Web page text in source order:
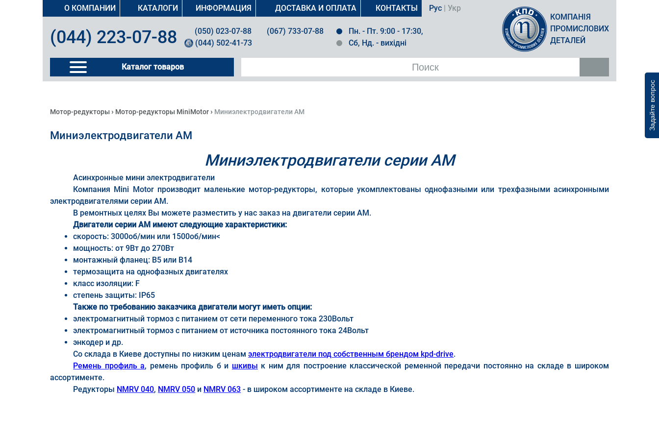
Задайте вопрос
О КОМПАНИИ КАТАЛОГИ ИНФОРМАЦИЯ ДОСТАВКА И ОПЛАТА КОНТАКТЫ Рус | Укр
(044) 223-07-88 (050) 023-07-88
(067) 733-07-88
(044) 502-41-73
Пн. - Пт. 9:00 - 17:30,
Сб, Нд. - вихідні
КОМПАНІЯ
ПРОМИСЛОВИХ
ДЕТАЛЕЙ
Каталог товаров
Мотор-редукторы › Мотор-редукторы MiniMotor › Миниэлектродвигатели AM
Миниэлектродвигатели AM
Миниэлектродвигатели серии АМ
Асинхронные мини электродвигатели
Компания Mini Motor производит маленькие мотор-редукторы, которые укомплектованы однофазными или трехфазными асинхронными
электродвигателями серии AM.
В ремонтных целях Вы можете разместить у нас заказ на двигатели серии AM.
Двигатели серии AM имеют следующие характеристики:
скорость: 3000об/мин или 1500об/мин<
мощность: от 9Вт до 270Вт
монтажный фланец: B5 или B14
термозащита на однофазных двигателях
класс изоляции: F
степень защиты: IP65
Также по требованию заказчика двигатели могут иметь опции:
электромагнитный тормоз с питанием от сети переменного тока 230Вольт
электромагнитный тормоз с питанием от источника постоянного тока 24Вольт
энкодер и др.
Со склада в Киеве доступны по низким ценамэлектродвигатели под собственным брендом kpd-drive.
Ремень профиль а, ремень профиль б и шкивы к ним для построение классической ременной передачи постоянно на складе в широком
ассортименте.
Редукторы NMRV 040, NMRV 050 и NMRV 063 - в широком ассортименте на складе в Киеве.